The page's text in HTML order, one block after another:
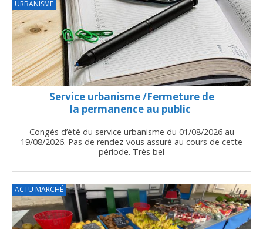
URBANISME
Service urbanisme /Fermeture de
la permanence au public
Congés d’été du service urbanisme du 01/08/2026 au
19/08/2026. Pas de rendez-vous assuré au cours de cette
période. Très bel
ACTU MARCHÉ